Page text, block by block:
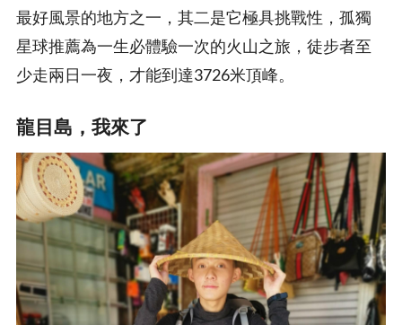
最好風景的地方之一，其二是它極具挑戰性，孤獨
星球推薦為一生必體驗一次的火山之旅，徒步者至
少走兩日一夜，才能到達3726米頂峰。
龍目島，我來了